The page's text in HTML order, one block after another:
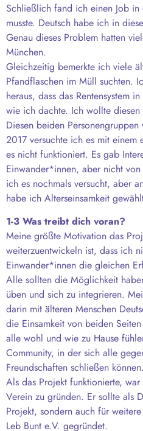
Schließlich fand ich einen Job
musste. Deutsch habe ich in
Genau dieses Problem hatten
München.
Gleichzeitig bemerkte ich viele
Pfandflaschen im Müll suchten.
heraus, dass das Rentensystem
wie ich dachte. Ich wollte diesen
Diesen beiden
2017 versuchte ich es mit einem
es nicht funktioniert. Es gab
Einwander*innen, aber nicht
ich es nochmals versucht, aber
habe ich Alterseinsamkeit
1-3 Was treibt dich voran?
Meine größte Motivation das
weiterzuentwickeln ist, dass ich
Einwander*innen die gleichen
Alle sollten die Möglichkeit
üben und sich zu integrieren.
darin mit älteren Menschen
die Einsamkeit von beiden
alle wohl und wie zu Hause
Community, in der sich alle
Freundschaften schließen können.
Als das Projekt funktionierte,
Verein zu gründen. Er sollte als
Projekt, sondern auch für
Leb Bunt e.V. gegründet.